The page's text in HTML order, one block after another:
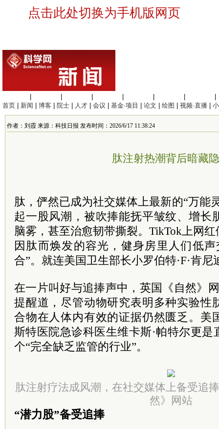
点击此处切换为手机版网页
首页
新闻 博客 院士 人才 会议 基金·项目 论文 绘图 视频·直播
作者：刘霞 来源：科技日报 发布时间：2026/6/17 11:38:24
肽注射热潮背后暗藏
肽，俨然已成为社交媒体上最新的“万能
起一股风潮，被吹捧能抚平皱纹、增长
脑雾，甚至治愈韧带撕裂。TikTok上网
因肽而焕发的容光，健身房里人们低
合”。就连美国卫生部长小罗伯特·F·肯
在一片叫好与追捧声中，英国《自然》
提醒道，尽管动物研究表明多种实验性
合物在人体内有效的证据仍然匮乏。美
斯特医院急诊科医生维卡斯·帕特尔更
个“完全缺乏监管的行业”。
肽注射疗法成风潮，在社交媒体上备受追
然》网站
“潜力股”备受追捧